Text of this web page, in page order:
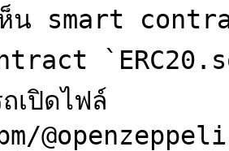
ห็น smart
เปิดไฟล์